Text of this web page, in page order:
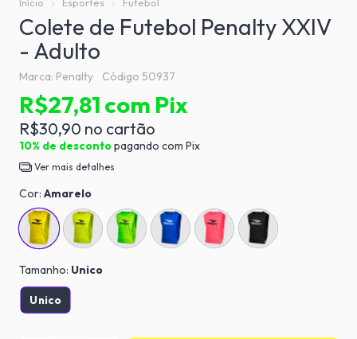
Início Esportes Futebol
Colete de Futebol Penalty XXIV
- Adulto
Marca: Penalty Código 50937
R$30,90
R$27,81com Pix
10% de descontopagando com Pix
Ver mais detalhes
Cor: Amarelo
Tamanho: Unico
Unico